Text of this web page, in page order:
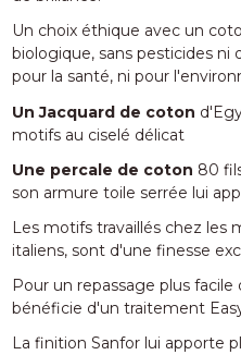
Un choix éthique avec un
biologique, sans pesticides ni
pour la santé, ni pour
Un Jacquard de coton
motifs au ciselé délicat
Une percale de coton 80
son armure toile serrée lui
Les motifs travaillés chez les
italiens, sont d'une finesse
Pour un repassage plus
bénéficie d'un traitement
La finition Sanfor lui apporte